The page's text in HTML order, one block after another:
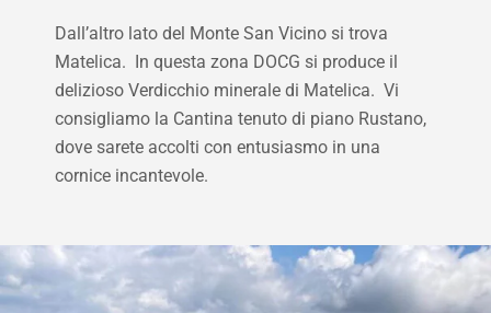
Dall’altro lato del Monte San Vicino si trova
Matelica. In questa zona DOCG si produce il
delizioso Verdicchio minerale di Matelica. Vi
consigliamo la Cantina tenuto di piano Rustano,
dove sarete accolti con entusiasmo in una
cornice incantevole.